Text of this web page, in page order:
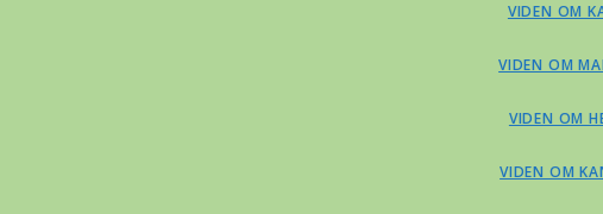
VIDEN OM
VIDEN OM
VIDEN OM
VIDEN OM